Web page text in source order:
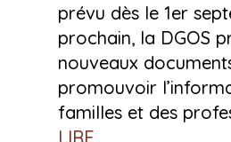
prévu dès le 1er
prochain, la DGOS
nouveaux
promouvoir
familles et des
LIRE